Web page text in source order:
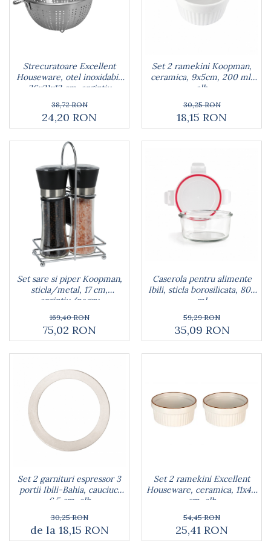
Arzatoare
Cantare de bucatarie
Odorizant frigider
Pensule bucatarie
Ustensile de masurat
Ustensile fragezire carne
Ustensile gatire la aburi
Vase pentru gatit
Capace pentru vase
Oale si cratite
Tavi copt
Vesela si tacamuri
Farfurii
Scurgatoare vase
Suporturi pentru tacamuri
Cesti
Scrumiere
Seturi vesela
Suporturi farfurii
Suporturi pahare, cesti, cani
Untiere
Ustensile cofetarie si patiserie
Tavi si forme prajituri
Aparate prajituri
Forme briose
Strecuratoare Excellent
Houseware, otel inoxidabil,
36x21x13 cm, argintiu
38,72 RON
24,20 RON
Set 2 ramekini Koopman,
ceramica, 9x5cm, 200 ml,
alb
30,25 RON
18,15 RON
Set sare si piper Koopman,
sticla/metal, 17 cm,
argintiu/negru
169,40 RON
75,02 RON
Caserola pentru alimente
Ibili, sticla borosilicata, 800
ml
59,29 RON
35,09 RON
Set 2 garnituri espressor 3
portii Ibili-Bahia, cauciuc,
6.5 cm, alb
30,25 RON
de la 18,15 RON
Set 2 ramekini Excellent
Houseware, ceramica, 11x4.8
cm, alb
54,45 RON
25,41 RON